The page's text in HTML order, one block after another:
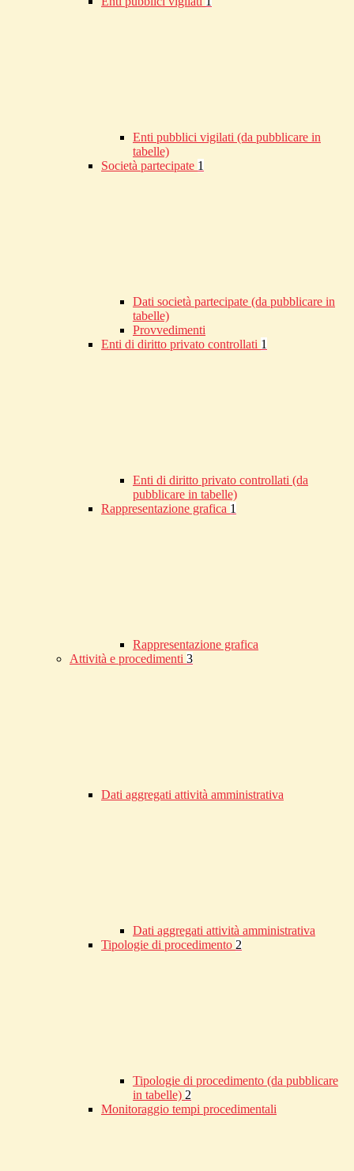
Enti pubblici vigilati (da pubblicare in
tabelle)
Società partecipate 1
Dati società partecipate (da pubblicare in
tabelle)
Provvedimenti
Enti di diritto privato controllati 1
Enti di diritto privato controllati (da
pubblicare in tabelle)
Rappresentazione grafica 1
Rappresentazione grafica
Attività e procedimenti 3
Dati aggregati attività amministrativa
Dati aggregati attività amministrativa
Tipologie di procedimento 2
Tipologie di procedimento (da pubblicare
in tabelle) 2
Monitoraggio tempi procedimentali